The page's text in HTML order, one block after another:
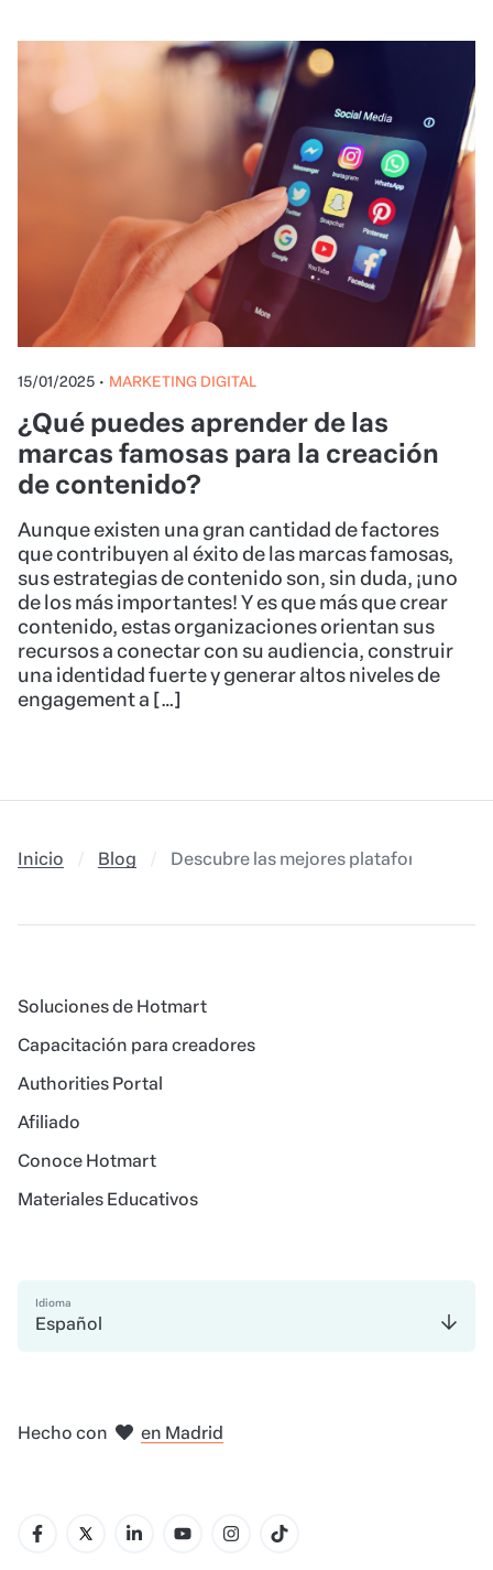
15/01/2025 • MARKETING DIGITAL
¿Qué puedes aprender de las
marcas famosas para la creación
de contenido?
Aunque existen una gran cantidad de factores
que contribuyen al éxito de las marcas famosas,
sus estrategias de contenido son, sin duda, ¡uno
de los más importantes! Y es que más que crear
contenido, estas organizaciones orientan sus
recursos a conectar con su audiencia, construir
una identidad fuerte y generar altos niveles de
engagement a […]
Inicio Blog Descubre las mejores plataformas
Soluciones de Hotmart
Capacitación para creadores
Authorities Portal
Afiliado
Conoce Hotmart
Materiales Educativos
Idioma
Español
Hecho con
en Madrid